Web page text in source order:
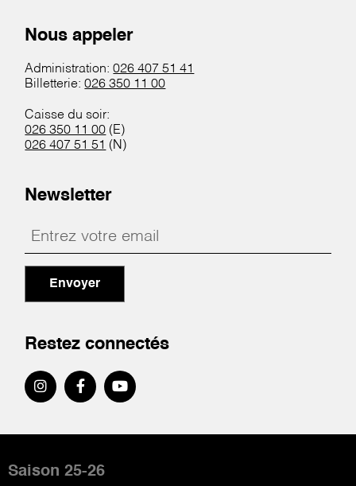
Nous appeler
Administration:026 407 51 41
Billetterie:026 350 11 00
Caisse du soir:
026 350 11 00 (E)
026 407 51 51 (N)
Newsletter
Envoyer
Restez connectés
de
Saison 25-26